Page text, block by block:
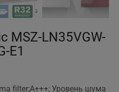
MSZ-LN35VGW-
E1
filter;A+++; Уровень шума